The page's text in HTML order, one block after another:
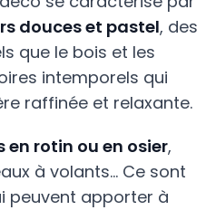
douces et pastel, des
que le bois et les
intemporels qui
raffinée et relaxante.
en rotin ou en osier,
à volants… Ce sont
peuvent apporter à